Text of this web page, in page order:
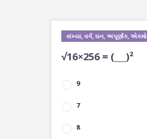
સંખ્યા, વર્ગ, ઘન, અપૂર્ણાંક, એકમો
√16×256 = (___)²
9
7
8